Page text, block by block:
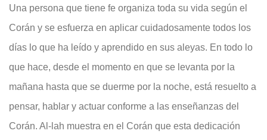
Una persona que tiene fe organiza toda su vida según el
Corán y se esfuerza en aplicar cuidadosamente todos los
días lo que ha leído y aprendido en sus aleyas. En todo lo
que hace, desde el momento en que se levanta por la
mañana hasta que se duerme por la noche, está resuelto a
pensar, hablar y actuar conforme a las enseñanzas del
Corán. Al-lah muestra en el Corán que esta dedicación